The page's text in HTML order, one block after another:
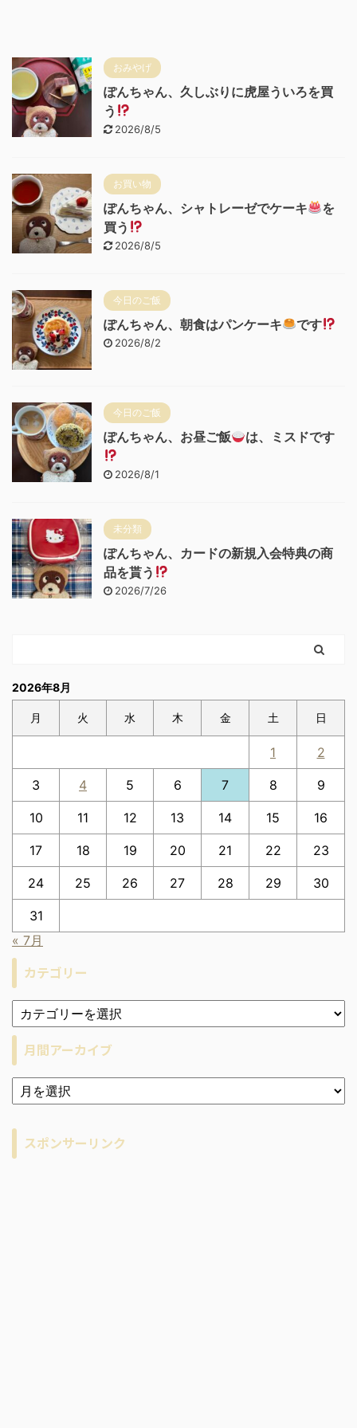
おみやげ
ぽんちゃん、久しぶりに虎屋ういろを買
う
2026/8/5
お買い物
ぽんちゃん、シャトレーゼでケーキ
を
買う
2026/8/5
今日のご飯
ぽんちゃん、朝食はパンケーキ です
2026/8/2
今日のご飯
ぽんちゃん、お昼ご飯 は、ミスドです
2026/8/1
未分類
ぽんちゃん、カードの新規入会特典の商
品を貰う
2026/7/26
2026年8月
月 火 水 木 金 土 日
1 2
3 4 5 6 7 8 9
10 11 12 13 14 15 16
17 18 19 20 21 22 23
24 25 26 27 28 29 30
31
« 7月
カテゴリー
月間アーカイブ
ア
ー
ブ
スポンサーリンク